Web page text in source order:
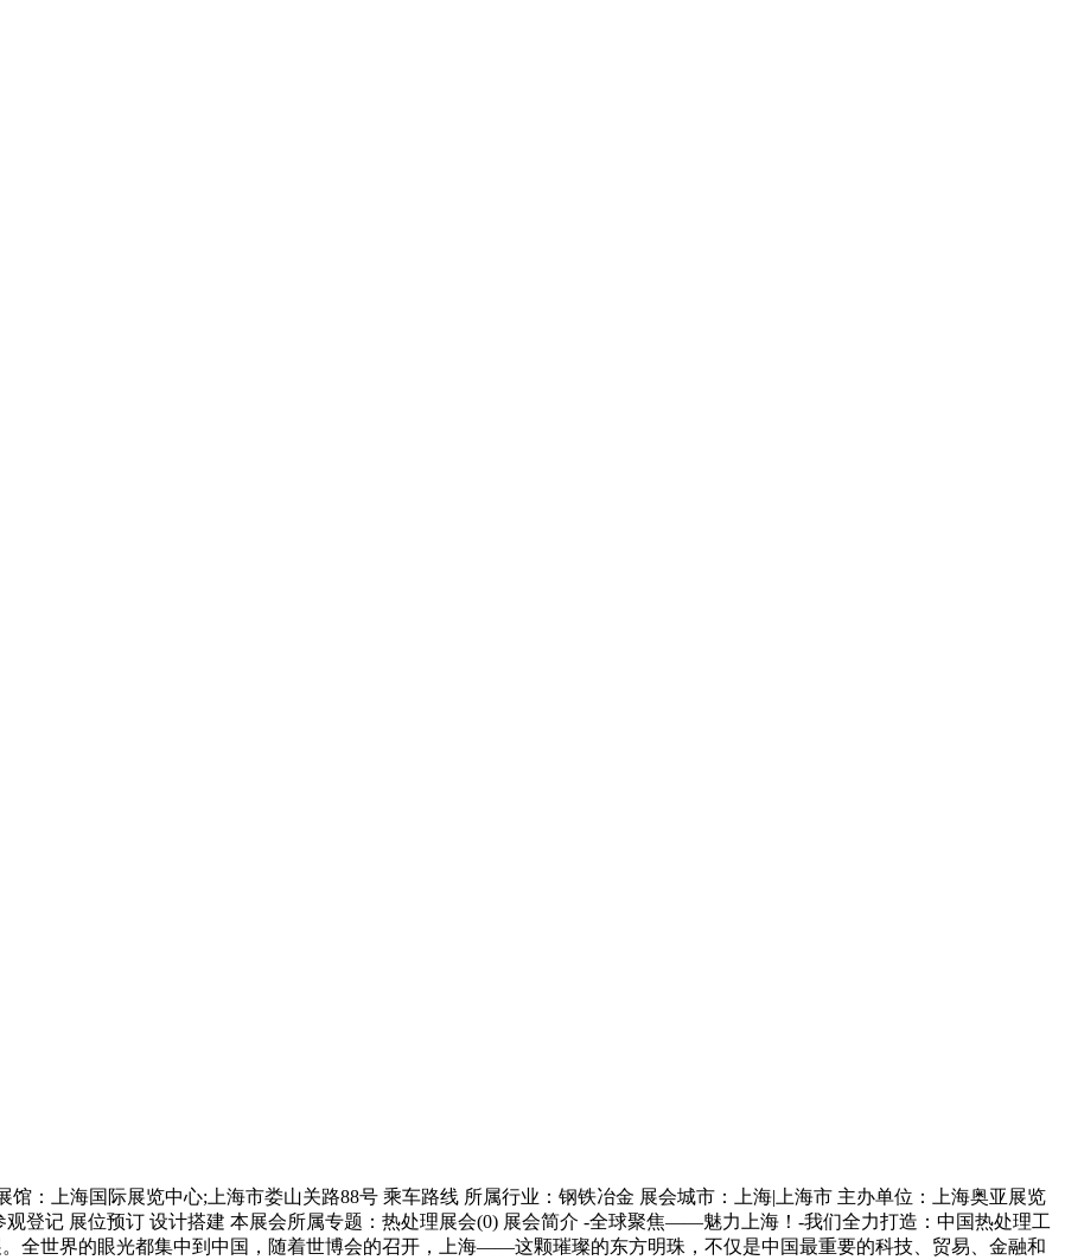
馆：上海国际展览中心;上海市娄山关路88号 乘车路线 所属行业：钢铁冶金 展会城市：上海|上海市 主办单位：上海奥亚展览
登记 展位预订 设计搭建 本展会所属专题：热处理展会(0) 展会简介 -全球聚焦——魅力上海！-我们全力打造：中国热处理工
全世界的眼光都集中到中国，随着世博会的召开，上海——这颗璀璨的东方明珠，不仅是中国最重要的科技、贸易、金融和